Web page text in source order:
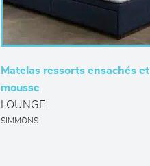
Matelas ressorts ensachés et
mousse
LOUNGE
SIMMONS